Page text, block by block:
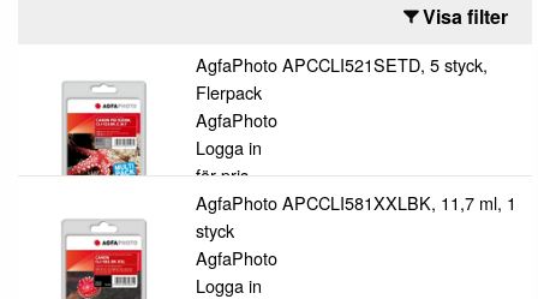
Visa filter
AgfaPhoto APCCLI521SETD, 5 styck,
Flerpack
AgfaPhoto
Logga in
för pris
AgfaPhoto APCCLI581XXLBK, 11,7 ml, 1
styck
AgfaPhoto
Logga in